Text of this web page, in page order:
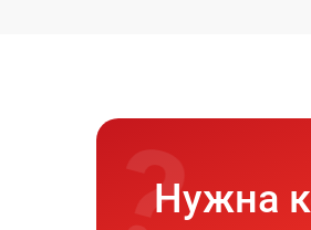
Нужна